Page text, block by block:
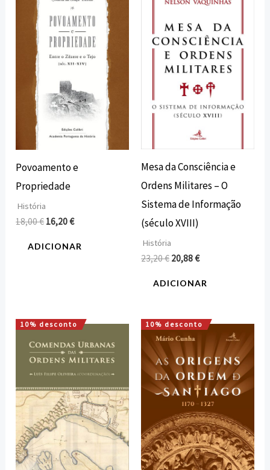
Povoamento e
Propriedade
História
18,00€
preço
original
era:
18,00 €.
16,20€
preço
atual
é:
16,20 €.
ADICIONAR
Mesa da Consciência e
Ordens Militares – O
Sistema de Informação
(século XVIII)
História
23,20€
preço
era:
23,20 €.
20,88€
preço
é:
20,88 €.
ADICIONAR
10% desconto
O
preço
original
era:
16,00 €.
O
preço
atual
é:
14,40 €.
10% desconto
O
preço
original
era:
16,00 €.
O
preço
atual
é:
14,40 €.